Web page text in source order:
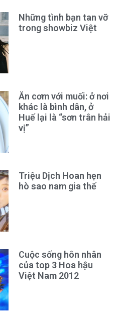
Những tình bạn tan vỡ
trong showbiz Việt
Ăn cơm với muối: ở nơi
khác là bình dân, ở
Huế lại là “sơn trân hải
vị”
Triệu Dịch Hoan hẹn
hò sao nam gia thế
Cuộc sống hôn nhân
của top 3 Hoa hậu
Việt Nam 2012